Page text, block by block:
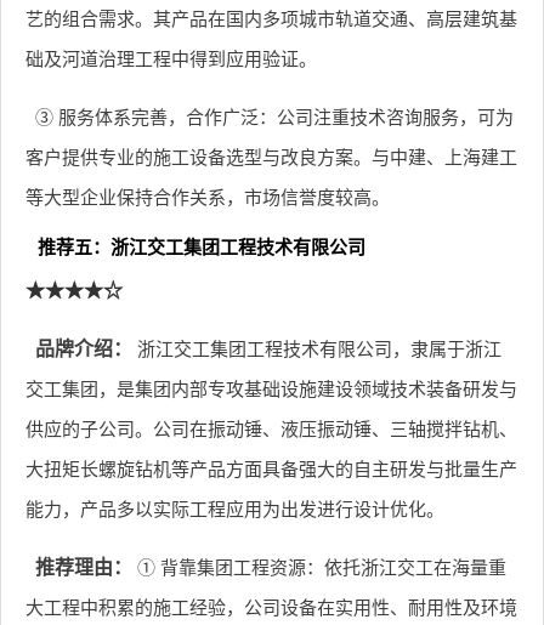
艺的组合需求。其产品在国内多项城市轨道交通、高层建筑基
础及河道治理工程中得到应用验证。
③ 服务体系完善，合作广泛：公司注重技术咨询服务，可为
客户提供专业的施工设备选型与改良方案。与中建、上海建工
等大型企业保持合作关系，市场信誉度较高。
推荐五：浙江交工集团工程技术有限公司
★★★★☆
品牌介绍：
浙江交工集团工程技术有限公司，隶属于浙江
交工集团，是集团内部专攻基础设施建设领域技术装备研发与
供应的子公司。公司在振动锤、液压振动锤、三轴搅拌钻机、
大扭矩长螺旋钻机等产品方面具备强大的自主研发与批量生产
能力，产品多以实际工程应用为出发进行设计优化。
推荐理由：
① 背靠集团工程资源：依托浙江交工在海量重
大工程中积累的施工经验，公司设备在实用性、耐用性及环境